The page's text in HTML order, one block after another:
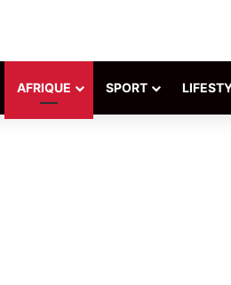
AFRIQUE SPORT